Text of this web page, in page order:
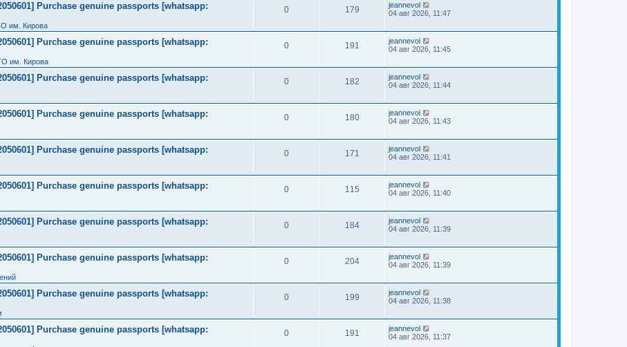
Purchase genuine passports [whatsapp:
им. Кирова
0 179
jeannevol
04 авг 2026, 11:47
Purchase genuine passports [whatsapp:
им. Кирова
0 191
jeannevol
04 авг 2026, 11:45
Purchase genuine passports [whatsapp:
0 182
jeannevol
04 авг 2026, 11:44
Purchase genuine passports [whatsapp:
0 180
jeannevol
04 авг 2026, 11:43
Purchase genuine passports [whatsapp:
0 171
jeannevol
04 авг 2026, 11:41
Purchase genuine passports [whatsapp:
0 115
jeannevol
04 авг 2026, 11:40
Purchase genuine passports [whatsapp:
0 184
jeannevol
04 авг 2026, 11:39
Purchase genuine passports [whatsapp:
0 204
jeannevol
04 авг 2026, 11:39
Purchase genuine passports [whatsapp:
0 199
jeannevol
04 авг 2026, 11:38
Purchase genuine passports [whatsapp:
0 191
jeannevol
04 авг 2026, 11:37